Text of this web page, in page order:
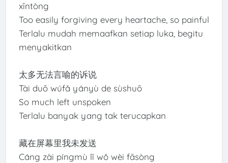
xīntòng
Too easily forgiving every heartache, so painful
Terlalu mudah memaafkan setiap luka, begitu
menyakitkan
太多无法言喻的诉说
Tài duō wúfǎ yányù de sùshuō
So much left unspoken
Terlalu banyak yang tak terucapkan
藏在屏幕里我未发送
Cáng zài píngmù lǐ wǒ wèi fāsòng